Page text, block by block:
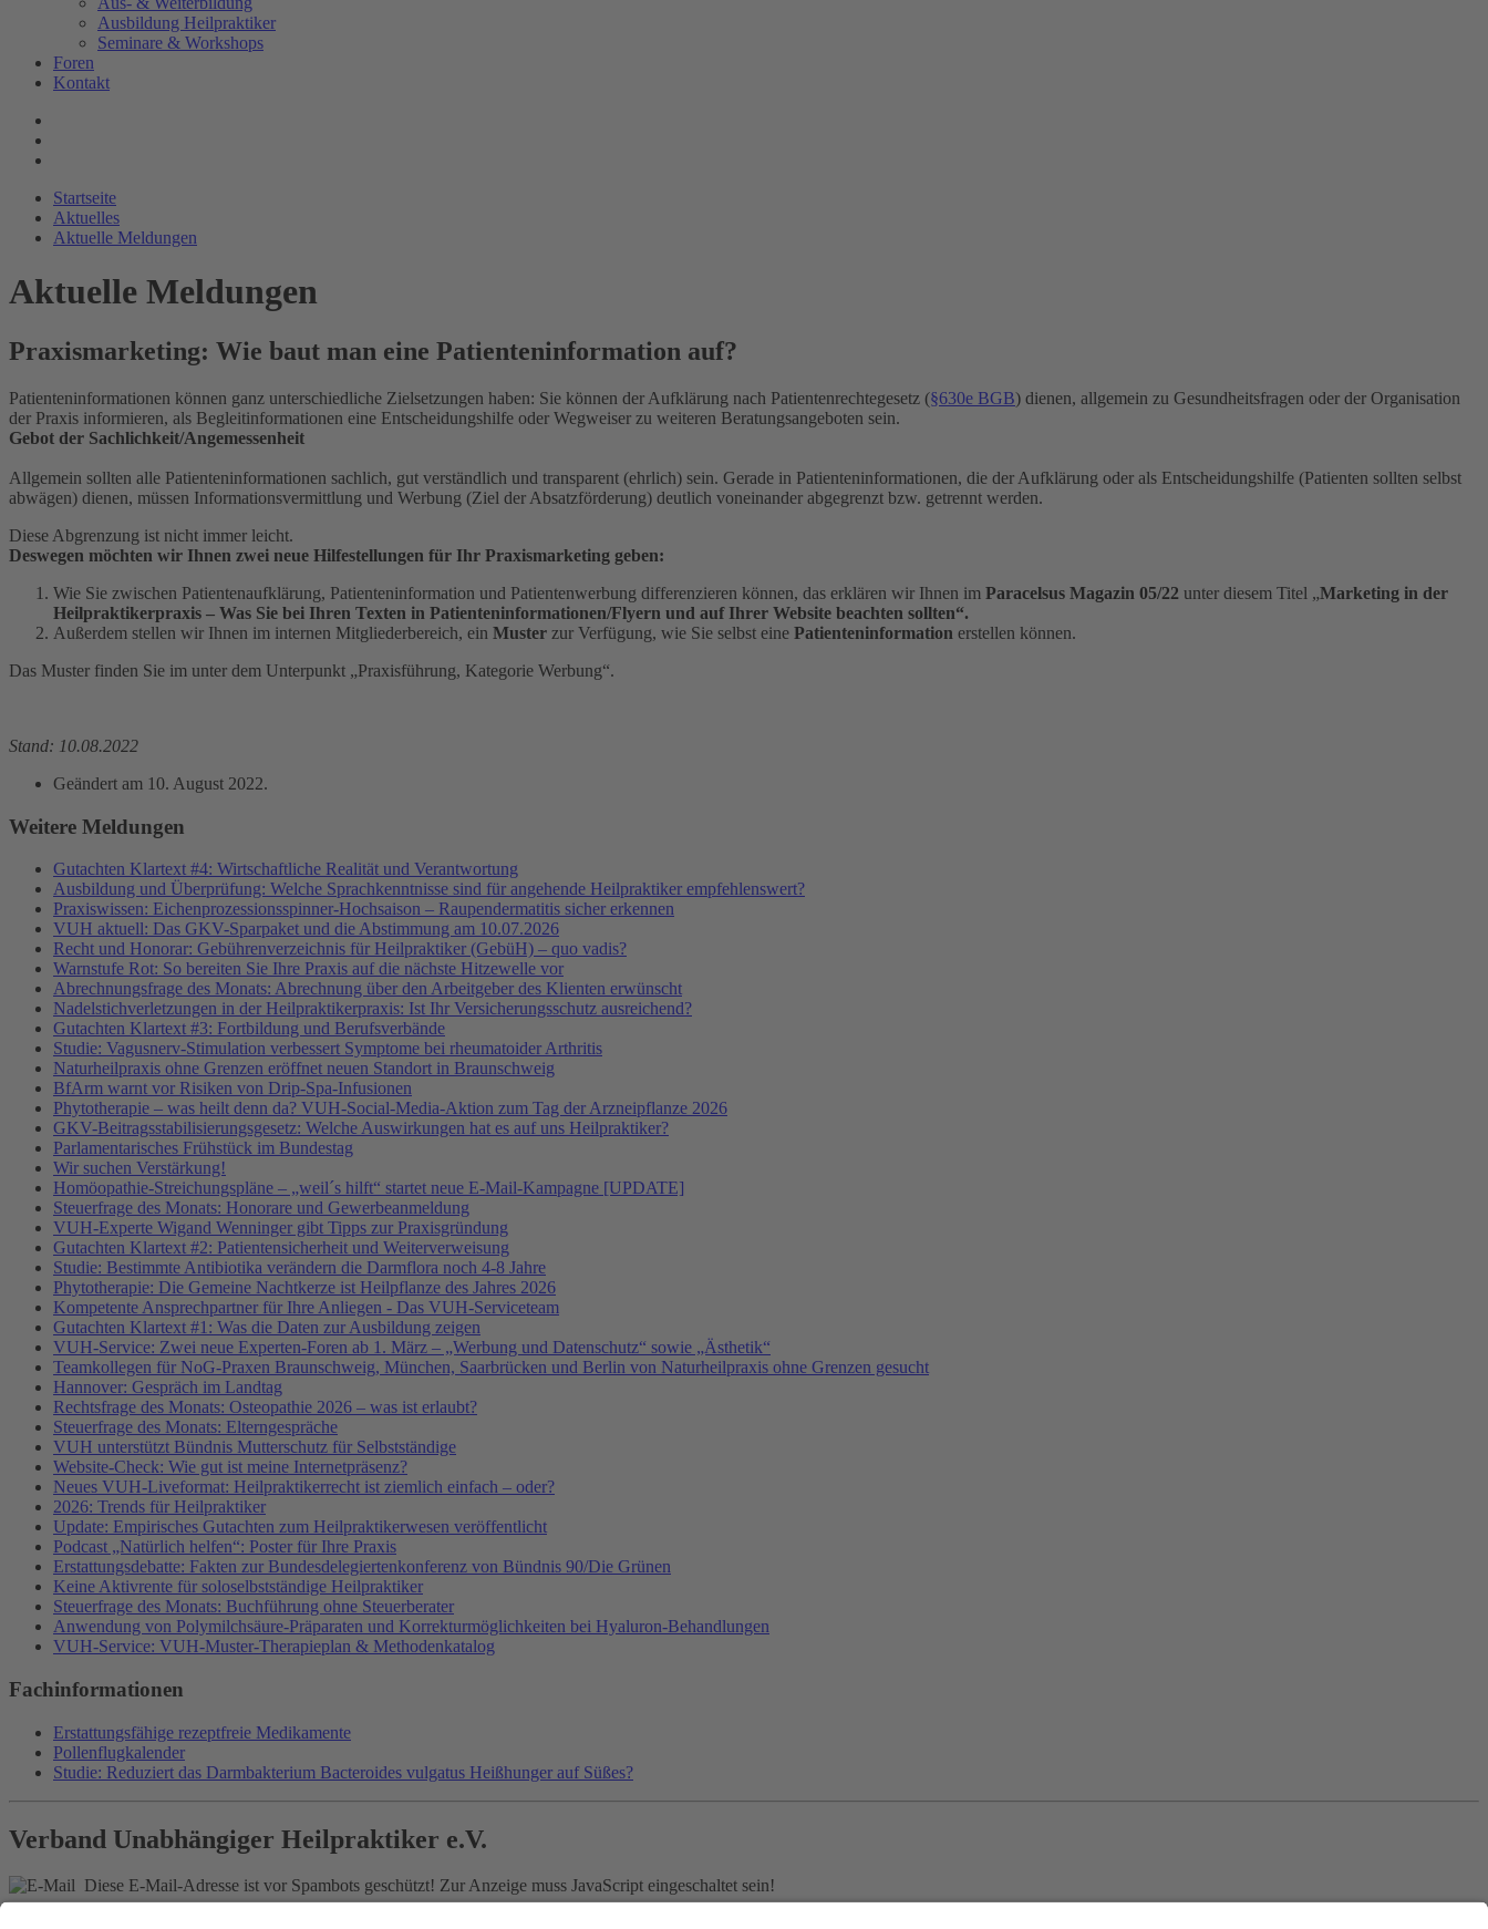
Ausbildung Heilpraktiker
Seminare & Workshops
Foren
Kontakt
Startseite
Aktuelles
Aktuelle Meldungen
Aktuelle Meldungen
Praxismarketing: Wie baut man eine Patienteninformation auf?
Patienteninformationen können ganz unterschiedliche Zielsetzungen haben: Sie können der Aufklärung nach Patientenrechtegesetz (§630e BGB) dienen, allgemein zu Gesundheitsfragen oder der Organisation
der Praxis informieren, als Begleitinformationen eine Entscheidungshilfe oder Wegweiser zu weiteren Beratungsangeboten sein.
Gebot der Sachlichkeit/Angemessenheit
Allgemein sollten alle Patienteninformationen sachlich, gut verständlich und transparent (ehrlich) sein. Gerade in Patienteninformationen, die der Aufklärung oder als Entscheidungshilfe (Patienten sollten selbst
abwägen) dienen, müssen Informationsvermittlung und Werbung (Ziel der Absatzförderung) deutlich voneinander abgegrenzt bzw. getrennt werden.
Diese Abgrenzung ist nicht immer leicht.
Deswegen möchten wir Ihnen zwei neue Hilfestellungen für Ihr Praxismarketing geben:
Wie Sie zwischen Patientenaufklärung, Patienteninformation und Patientenwerbung differenzieren können, das erklären wir Ihnen im Paracelsus Magazin 05/22 unter diesem Titel „Marketing in der
Heilpraktikerpraxis – Was Sie bei Ihren Texten in Patienteninformationen/Flyern und auf Ihrer Website beachten sollten“.
Außerdem stellen wir Ihnen im internen Mitgliederbereich, ein Muster zur Verfügung, wie Sie selbst eine Patienteninformation erstellen können.
Das Muster finden Sie im unter dem Unterpunkt „Praxisführung, Kategorie Werbung“.
Stand: 10.08.2022
Geändert am 10. August 2022.
Weitere Meldungen
Gutachten Klartext #4: Wirtschaftliche Realität und Verantwortung
Ausbildung und Überprüfung: Welche Sprachkenntnisse sind für angehende Heilpraktiker empfehlenswert?
Praxiswissen: Eichenprozessionsspinner-Hochsaison – Raupendermatitis sicher erkennen
VUH aktuell: Das GKV-Sparpaket und die Abstimmung am 10.07.2026
Recht und Honorar: Gebührenverzeichnis für Heilpraktiker (GebüH) – quo vadis?
Warnstufe Rot: So bereiten Sie Ihre Praxis auf die nächste Hitzewelle vor
Abrechnungsfrage des Monats: Abrechnung über den Arbeitgeber des Klienten erwünscht
Nadelstichverletzungen in der Heilpraktikerpraxis: Ist Ihr Versicherungsschutz ausreichend?
Gutachten Klartext #3: Fortbildung und Berufsverbände
Studie: Vagusnerv-Stimulation verbessert Symptome bei rheumatoider Arthritis
Naturheilpraxis ohne Grenzen eröffnet neuen Standort in Braunschweig
BfArm warnt vor Risiken von Drip-Spa-Infusionen
Phytotherapie – was heilt denn da? VUH-Social-Media-Aktion zum Tag der Arzneipflanze 2026
GKV-Beitragsstabilisierungsgesetz: Welche Auswirkungen hat es auf uns Heilpraktiker?
Parlamentarisches Frühstück im Bundestag
Wir suchen Verstärkung!
Homöopathie-Streichungspläne – „weil´s hilft“ startet neue E-Mail-Kampagne [UPDATE]
Steuerfrage des Monats: Honorare und Gewerbeanmeldung
VUH-Experte Wigand Wenninger gibt Tipps zur Praxisgründung
Gutachten Klartext #2: Patientensicherheit und Weiterverweisung
Studie: Bestimmte Antibiotika verändern die Darmflora noch 4-8 Jahre
Phytotherapie: Die Gemeine Nachtkerze ist Heilpflanze des Jahres 2026
Kompetente Ansprechpartner für Ihre Anliegen - Das VUH-Serviceteam
Gutachten Klartext #1: Was die Daten zur Ausbildung zeigen
VUH-Service: Zwei neue Experten-Foren ab 1. März – „Werbung und Datenschutz“ sowie „Ästhetik“
Teamkollegen für NoG-Praxen Braunschweig, München, Saarbrücken und Berlin von Naturheilpraxis ohne Grenzen gesucht
Hannover: Gespräch im Landtag
Rechtsfrage des Monats: Osteopathie 2026 – was ist erlaubt?
Steuerfrage des Monats: Elterngespräche
VUH unterstützt Bündnis Mutterschutz für Selbstständige
Website-Check: Wie gut ist meine Internetpräsenz?
Neues VUH-Liveformat: Heilpraktikerrecht ist ziemlich einfach – oder?
2026: Trends für Heilpraktiker
Update: Empirisches Gutachten zum Heilpraktikerwesen veröffentlicht
Podcast „Natürlich helfen“: Poster für Ihre Praxis
Erstattungsdebatte: Fakten zur Bundesdelegiertenkonferenz von Bündnis 90/Die Grünen
Keine Aktivrente für soloselbstständige Heilpraktiker
Steuerfrage des Monats: Buchführung ohne Steuerberater
Anwendung von Polymilchsäure-Präparaten und Korrekturmöglichkeiten bei Hyaluron-Behandlungen
VUH-Service: VUH-Muster-Therapieplan & Methodenkatalog
Fachinformationen
Erstattungsfähige rezeptfreie Medikamente
Pollenflugkalender
Studie: Reduziert das Darmbakterium Bacteroides vulgatus Heißhunger auf Süßes?
Verband Unabhängiger Heilpraktiker e.V.
Diese E-Mail-Adresse ist vor Spambots geschützt! Zur Anzeige muss JavaScript eingeschaltet sein!